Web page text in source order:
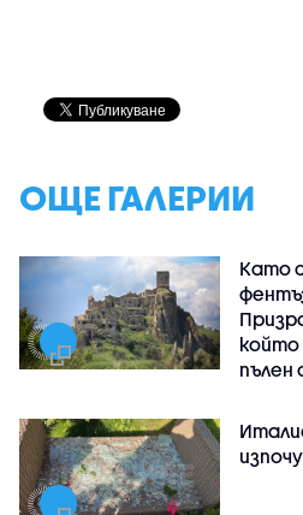
ОЩЕ ГАЛЕРИИ
Като
който
пълен